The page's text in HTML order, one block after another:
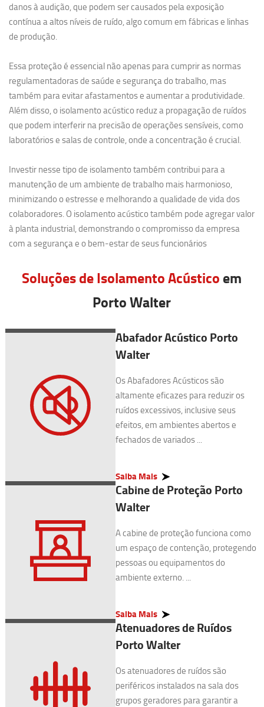
danos à audição, que podem ser causados pela exposição
contínua a altos níveis de ruído, algo comum em fábricas e linhas
de produção.
Essa proteção é essencial não apenas para cumprir as normas
regulamentadoras de saúde e segurança do trabalho, mas
também para evitar afastamentos e aumentar a produtividade.
Além disso, o isolamento acústico reduz a propagação de ruídos
que podem interferir na precisão de operações sensíveis, como
laboratórios e salas de controle, onde a concentração é crucial.
Investir nesse tipo de isolamento também contribui para a
manutenção de um ambiente de trabalho mais harmonioso,
minimizando o estresse e melhorando a qualidade de vida dos
colaboradores. O isolamento acústico também pode agregar valor
à planta industrial, demonstrando o compromisso da empresa
com a segurança e o bem-estar de seus funcionários
Soluções de Isolamento Acústico em
Porto Walter
Abafador Acústico Porto
Walter
Os Abafadores Acústicos são
altamente eficazes para reduzir os
ruídos excessivos, inclusive seus
efeitos, em ambientes abertos e
fechados de variados ...
Saiba Mais
Cabine de Proteção Porto
Walter
A cabine de proteção funciona como
um espaço de contenção, protegendo
pessoas ou equipamentos do
ambiente externo. ...
Saiba Mais
Atenuadores de Ruídos
Porto Walter
Os atenuadores de ruídos são
periféricos instalados na sala dos
grupos geradores para garantir a